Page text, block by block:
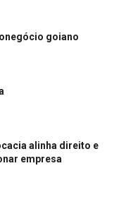
goiano
alinha direito e
empresa